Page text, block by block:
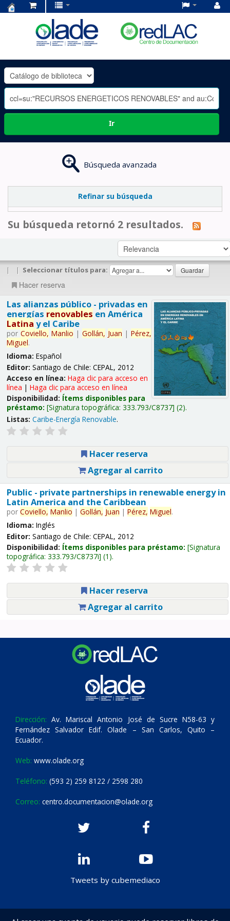
OLADE
-
Ir
Búsqueda avanzada
Refinar su búsqueda
Su búsqueda retornó 2 resultados.
| | Seleccionar títulos para:
Hacer reserva
Las alianzas público - privadas en
energías renovables en América
Latina y el Caribe
por Coviello, Manlio | Gollán, Juan | Pérez,
Miguel.
Idioma: Español
Editor: Santiago de Chile: CEPAL, 2012
Acceso en línea: Haga clic para acceso en
línea | Haga clic para acceso en línea
Disponibilidad: Ítems disponibles para
préstamo: Signatura topográfica: 333.793/C8737 (2).
Listas: Caribe-Energía Renovable.
Hacer reserva
Agregar al carrito
Public - private partnerships in renewable energy in
Latin America and the Caribbean
por Coviello, Manlio | Gollán, Juan | Pérez, Miguel.
Idioma: Inglés
Editor: Santiago de Chile: CEPAL, 2012
Disponibilidad: Ítems disponibles para préstamo: Signatura
topográfica: 333.793/C8737i (1).
Hacer reserva
Agregar al carrito
Dirección: Av. Mariscal Antonio José de Sucre N58-63 y
Fernández Salvador Edif. Olade – San Carlos, Quito –
Ecuador.
Web: www.olade.org
Teléfono: (593 2) 259 8122 / 2598 280
Correo: centro.documentacion@olade.org
Tweets by cubemediaco